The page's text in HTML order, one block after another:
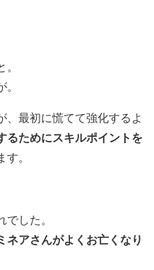
、最初に慌てて強化するよ
るためにスキルポイントを
。
した。
ネアさんがよくお亡くなり